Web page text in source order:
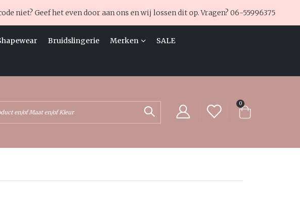
niet? Geef het even door aan ons en wij lossen dit op. Vragen? 06-55996375
Bruidslingerie Merken SALE
Zoek Cart
0producten